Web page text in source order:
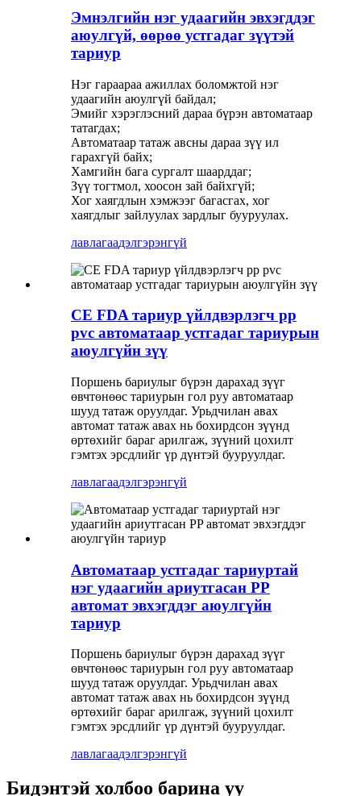
Эмнэлгийн нэг удаагийн эвхэгддэг
аюулгүй, өөрөө устгадаг зүүтэй
тариур
Нэг гараараа ажиллах боломжтой нэг
удаагийн аюулгүй байдал;
Эмийг хэрэглэсний дараа бүрэн автоматаар
татагдах;
Автоматаар татаж авсны дараа зүү ил
гарахгүй байх;
Хамгийн бага сургалт шаарддаг;
Зүү тогтмол, хоосон зай байхгүй;
Хог хаягдлын хэмжээг багасгах, хог
хаягдлыг зайлуулах зардлыг бууруулах.
лавлагаадэлгэрэнгүй
CE FDA тариур үйлдвэрлэгч pp
pvc автоматаар устгадаг тариурын
аюулгүйн зүү
Поршень бариулыг бүрэн дарахад зүүг
өвчтөнөөс тариурын гол руу автоматаар
шууд татаж оруулдаг. Урьдчилан авах
автомат татаж авах нь бохирдсон зүүнд
өртөхийг бараг арилгаж, зүүний цохилт
гэмтэх эрсдлийг үр дүнтэй бууруулдаг.
лавлагаадэлгэрэнгүй
Автоматаар устгадаг тариуртай
нэг удаагийн ариутгасан PP
автомат эвхэгддэг аюулгүйн
тариур
Поршень бариулыг бүрэн дарахад зүүг
өвчтөнөөс тариурын гол руу автоматаар
шууд татаж оруулдаг. Урьдчилан авах
автомат татаж авах нь бохирдсон зүүнд
өртөхийг бараг арилгаж, зүүний цохилт
гэмтэх эрсдлийг үр дүнтэй бууруулдаг.
лавлагаадэлгэрэнгүй
Бидэнтэй холбоо барина уу